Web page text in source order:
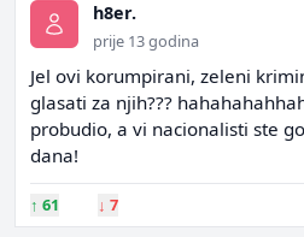
h8er.
prije 13 godina
Jel ovi korumpirani, zeleni
glasati za njih???
probudio, a vi nacionalisti ste
dana!
↑ 61 ↓ 7